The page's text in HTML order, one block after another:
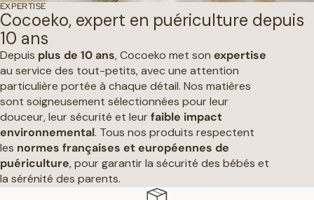
EXPERTISE
Cocoeko, expert en puériculture depuis
10 ans
Depuis plus de 10 ans, Cocoeko met son expertise
au service des tout-petits, avec une attention
particulière portée à chaque détail. Nos matières
sont soigneusement sélectionnées pour leur
douceur, leur sécurité et leurfaible impact
environnemental. Tous nos produits respectent
les normes françaises et européennes de
puériculture, pour garantir la sécurité des bébés et
la sérénité des parents.